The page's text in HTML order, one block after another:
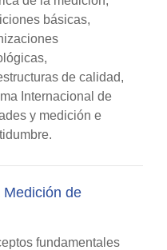
básicas,
de calidad,
Internacional de
y medición e
de
fundamentales